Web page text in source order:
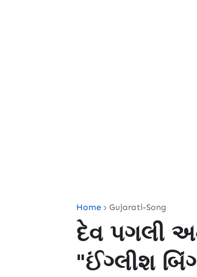
Home Gujarati-Song
દેવ પગલી
"ઈંગ્લીશ